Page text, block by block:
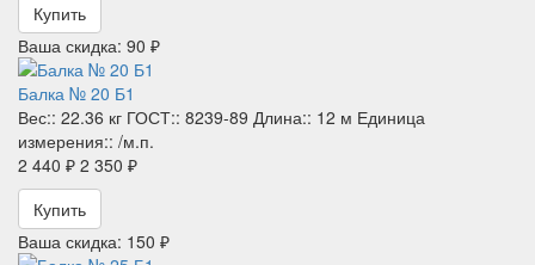
Купить
Ваша скидка: 90 ₽
Балка № 20 Б1
Вес:: 22.36 кг ГОСТ:: 8239-89 Длина:: 12 м Единица
измерения:: /м.п.
2 440 ₽ 2 350 ₽
Купить
Ваша скидка: 150 ₽